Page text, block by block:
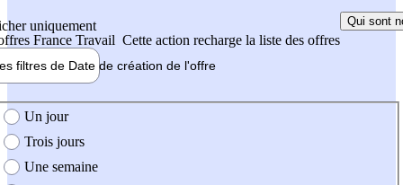
uniquement
France Travail Cette action recharge la liste des offres
Qui sont
filtres de Date de création de l'offre
création de l'offre
Un jour
Trois jours
Une semaine